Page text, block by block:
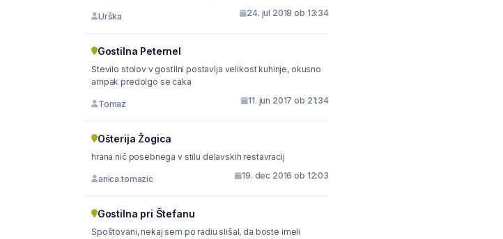
Urška 24. jul 2018 ob 13:34
Gostilna Peternel
Stevilo stolov v gostilni postavlja velikost kuhinje, okusno
ampak predolgo se caka
Tomaz 11. jun 2017 ob 21:34
Ošterija Žogica
hrana nič posebnega v stilu delavskih restavracij
anica.tomazic 19. dec 2016 ob 12:03
Gostilna pri Štefanu
Spoštovani, nekaj sem po radiu slišal, da boste imeli